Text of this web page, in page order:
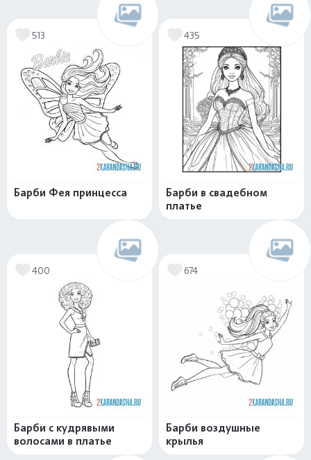
513
Барби Фея принцесса
435
Барби в свадебном
платье
400
Барби с кудрявыми
волосами в платье
674
Барби воздушные
крылья